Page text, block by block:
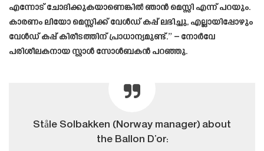
എന്നോട് ചോദിക്കുകയാണെങ്കിൽ ഞാൻ മെസ്സി എന്ന് പറയും.
കാരണം ലിയോ മെസ്സിക്ക് വേൾഡ് കപ്പ് ലഭിച്ചു, എല്ലായിപ്പോഴും
വേൾഡ് കപ്പ് കിരീടത്തിന് പ്രാധാന്യമുണ്ട്.” – നോർവേ
പരിശീലകനായ സ്റ്റാൾ സോൾബകൻ പറഞ്ഞു.
Ståle Solbakken (Norway manager) about
the Ballon D’or: